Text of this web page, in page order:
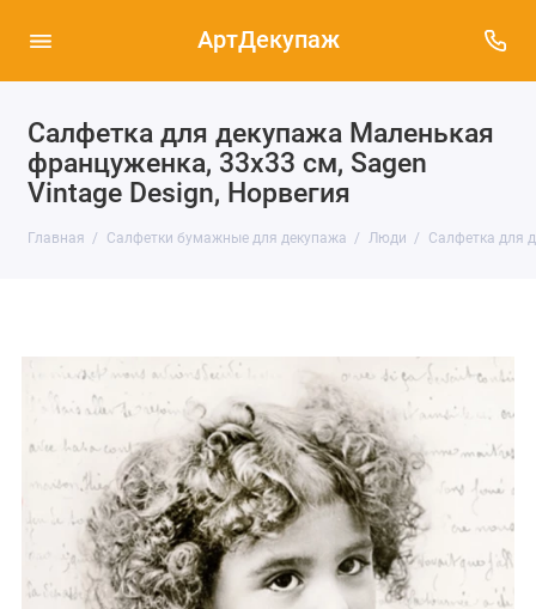
АртДекупаж
Салфетка для декупажа Маленькая
француженка, 33х33 см, Sagen
Vintage Design, Норвегия
Главная Салфетки бумажные для декупажа Люди Салфетка для